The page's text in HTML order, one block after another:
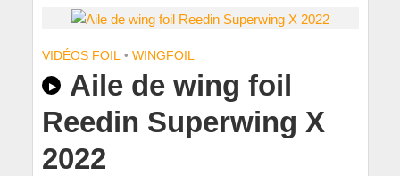
VIDÉOS FOIL • WINGFOIL
Aile de wing foil
Reedin Superwing X
2022